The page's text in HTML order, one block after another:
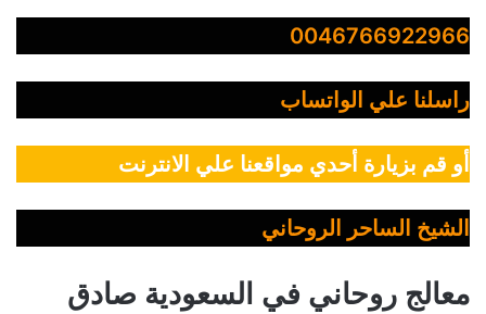
0046766922966
راسلنا علي الواتساب
أو قم بزيارة أحدي مواقعنا علي الانترنت
الشيخ الساحر الروحاني
معالج روحاني في السعودية صادق